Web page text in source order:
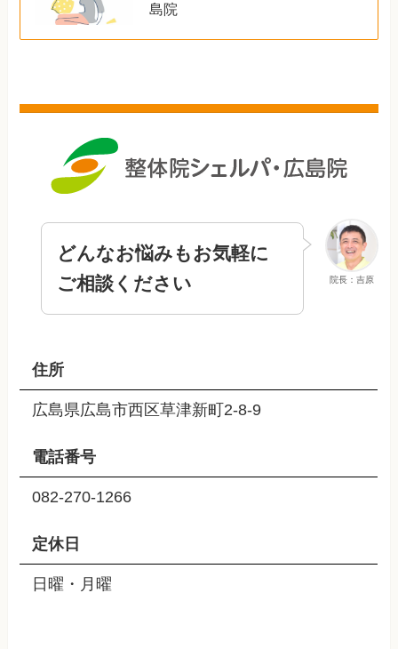
島院
院長：吉原
どんなお悩みもお気軽に
ご相談ください
住所
広島県広島市西区草津新町2-8-9
電話番号
082-270-1266
定休日
日曜・月曜